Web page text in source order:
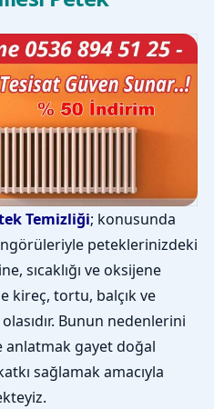
Temizliği; konusunda
peteklerinizdeki
sıcaklığı ve oksijene
kireç, tortu, balçık ve
Bunun nedenlerini
anlatmak gayet doğal
sağlamak amacıyla